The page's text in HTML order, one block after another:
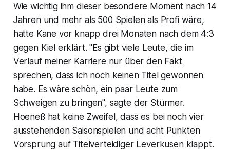
Wie wichtig ihm dieser besondere Moment nach 14
Jahren und mehr als 500 Spielen als Profi wäre,
hatte Kane vor knapp drei Monaten nach dem 4:3
gegen Kiel erklärt. "Es gibt viele Leute, die im
Verlauf meiner Karriere nur über den Fakt
sprechen, dass ich noch keinen Titel gewonnen
habe. Es wäre schön, ein paar Leute zum
Schweigen zu bringen", sagte der Stürmer.
Hoeneß hat keine Zweifel, dass es bei noch vier
ausstehenden Saisonspielen und acht Punkten
Vorsprung auf Titelverteidiger Leverkusen klappt.